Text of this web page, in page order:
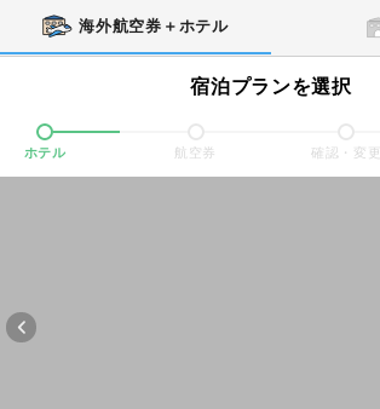
海外航空券＋ホテル
宿泊プランを選択
ホテル 航空券 確認・変更